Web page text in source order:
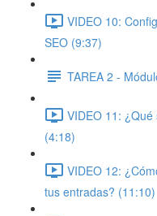
VIDEO 10:
SEO (9:37)
TAREA 2 -
VIDEO 11:
(4:18)
VIDEO 12:
tus entradas? (11:10)